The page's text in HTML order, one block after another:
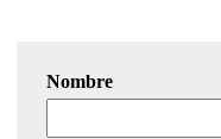
Nombre